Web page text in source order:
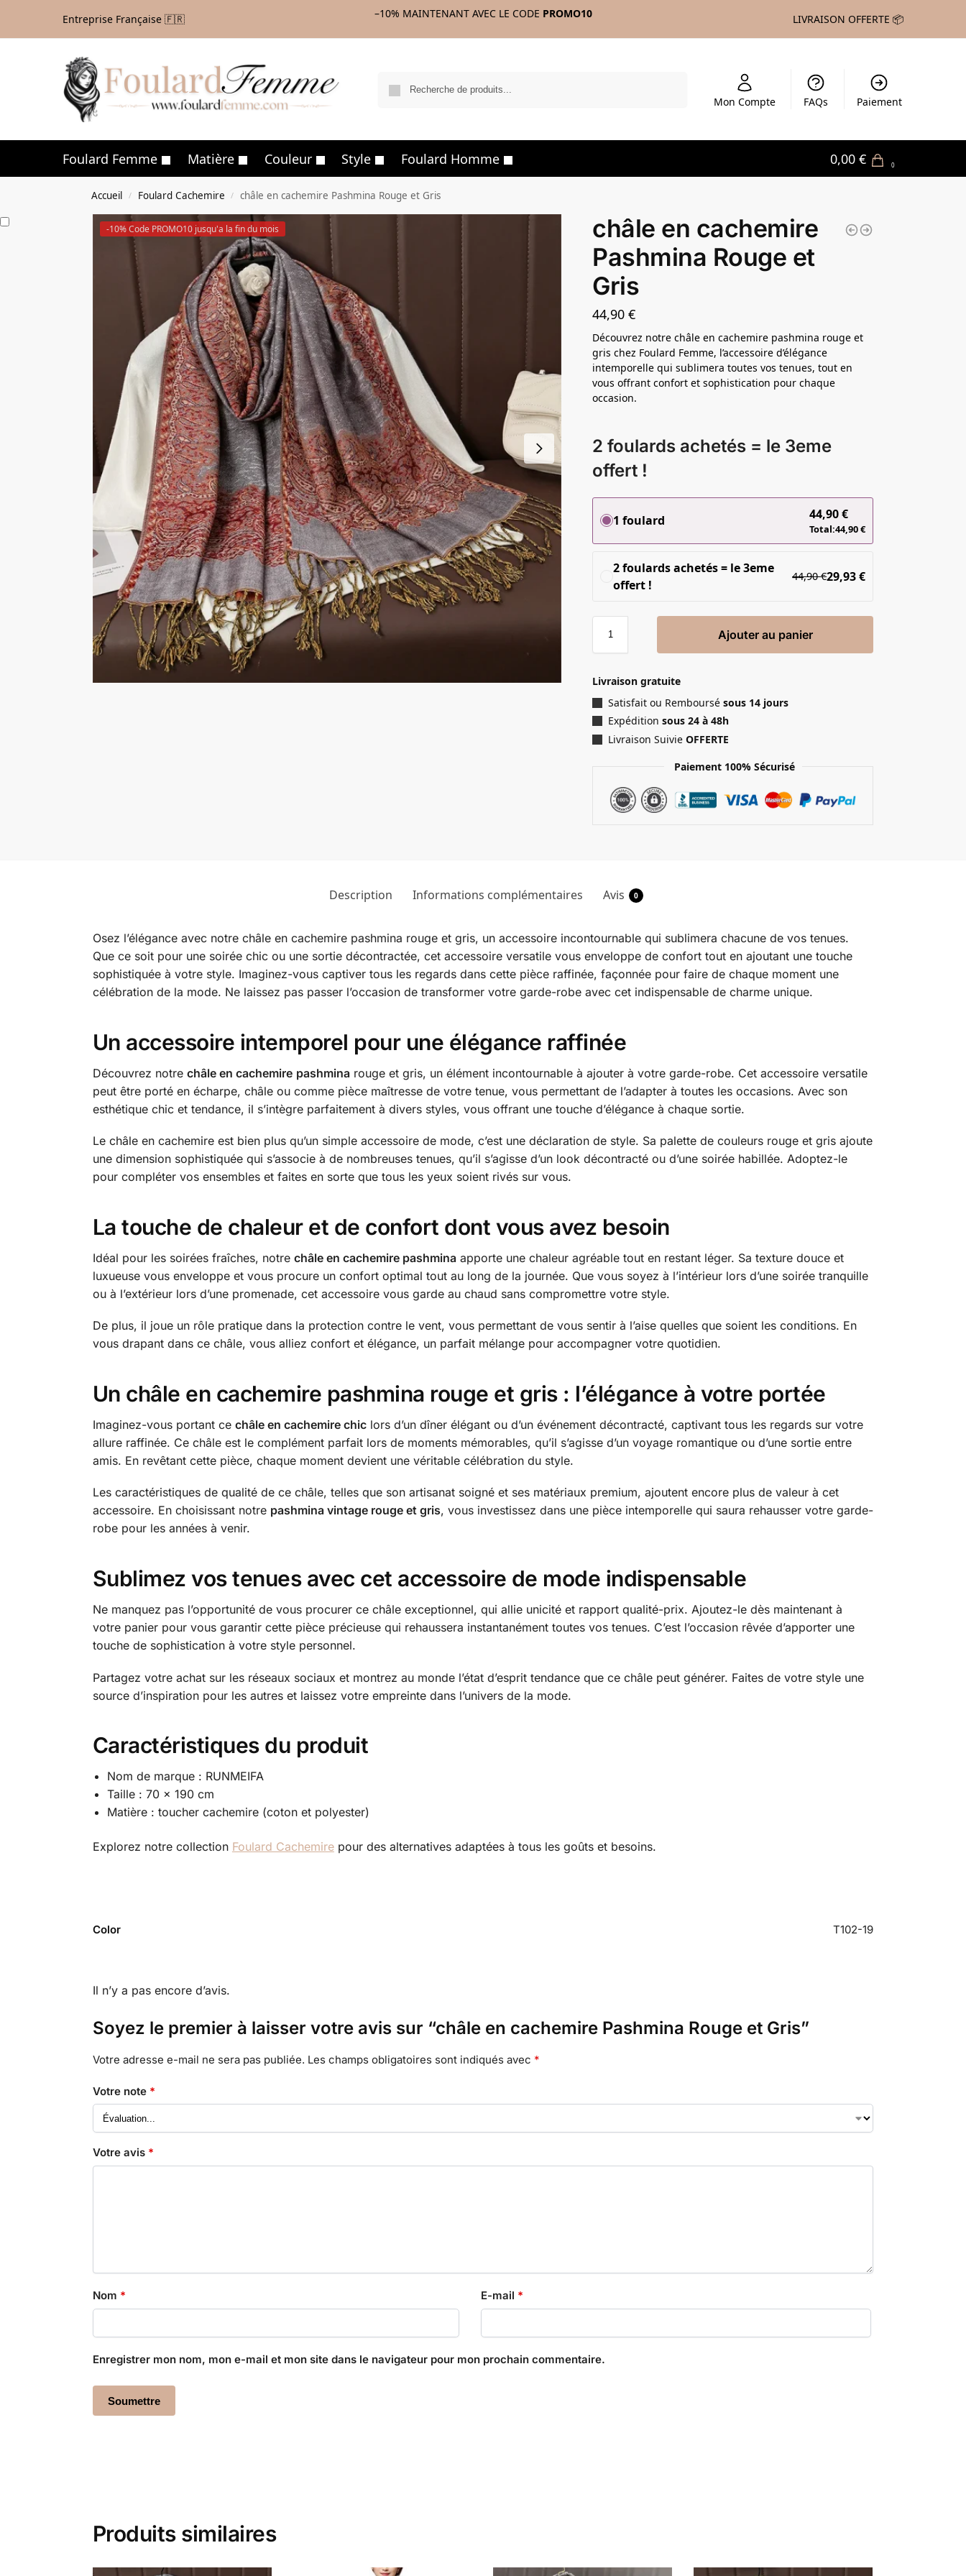
Entreprise Française 🇫🇷 –10% MAINTENANT AVEC LE CODE PROMO10 LIVRAISON OFFERTE 📦
Mon Compte FAQs Paiement
Foulard Femme Matière Couleur Style Foulard Homme 0,00 € 0
Accueil / Foulard Cachemire / châle en cachemire Pashmina Rouge et Gris
-10% Code PROMO10 jusqu'a la fin du mois
châle en cachemire
Pashmina Rouge et
Gris
44,90€
Découvrez notre châle en cachemire pashmina rouge et
gris chez Foulard Femme, l’accessoire d’élégance
intemporelle qui sublimera toutes vos tenues, tout en
vous offrant confort et sophistication pour chaque
occasion.
2 foulards achetés = le 3eme
offert !
1 foulard 44,90€
Total:44,90€
2 foulards achetés = le 3eme
offert !
44,90€29,93€
Ajouter au panier
Livraison gratuite
Satisfait ou Remboursésous 14 jours
Expédition sous 24 à 48h
Livraison SuivieOFFERTE
Paiement 100% Sécurisé
Description Informations complémentaires Avis 0
Osez l’élégance avec notre châle en cachemire pashmina rouge et gris, un accessoire incontournable qui sublimera chacune de vos tenues.
Que ce soit pour une soirée chic ou une sortie décontractée, cet accessoire versatile vous enveloppe de confort tout en ajoutant une touche
sophistiquée à votre style. Imaginez-vous captiver tous les regards dans cette pièce raffinée, façonnée pour faire de chaque moment une
célébration de la mode. Ne laissez pas passer l’occasion de transformer votre garde-robe avec cet indispensable de charme unique.
Un accessoire intemporel pour une élégance raffinée
Découvrez notre châle en cachemire pashminarouge et gris, un élément incontournable à ajouter à votre garde-robe. Cet accessoire versatile
peut être porté en écharpe, châle ou comme pièce maîtresse de votre tenue, vous permettant de l’adapter à toutes les occasions. Avec son
esthétique chic et tendance, il s’intègre parfaitement à divers styles, vous offrant une touche d’élégance à chaque sortie.
Le châle en cachemire est bien plus qu’un simple accessoire de mode, c’est une déclaration de style. Sa palette de couleurs rouge et gris ajoute
une dimension sophistiquée qui s’associe à de nombreuses tenues, qu’il s’agisse d’un look décontracté ou d’une soirée habillée. Adoptez-le
pour compléter vos ensembles et faites en sorte que tous les yeux soient rivés sur vous.
La touche de chaleur et de confort dont vous avez besoin
Idéal pour les soirées fraîches, notre châle en cachemire pashminaapporte une chaleur agréable tout en restant léger. Sa texture douce et
luxueuse vous enveloppe et vous procure un confort optimal tout au long de la journée. Que vous soyez à l’intérieur lors d’une soirée tranquille
ou à l’extérieur lors d’une promenade, cet accessoire vous garde au chaud sans compromettre votre style.
De plus, il joue un rôle pratique dans la protection contre le vent, vous permettant de vous sentir à l’aise quelles que soient les conditions. En
vous drapant dans ce châle, vous alliez confort et élégance, un parfait mélange pour accompagner votre quotidien.
Un châle en cachemire pashmina rouge et gris : l’élégance à votre portée
Imaginez-vous portant ce châle en cachemire chiclors d’un dîner élégant ou d’un événement décontracté, captivant tous les regards sur votre
allure raffinée. Ce châle est le complément parfait lors de moments mémorables, qu’il s’agisse d’un voyage romantique ou d’une sortie entre
amis. En revêtant cette pièce, chaque moment devient une véritable célébration du style.
Les caractéristiques de qualité de ce châle, telles que son artisanat soigné et ses matériaux premium, ajoutent encore plus de valeur à cet
accessoire. En choisissant notre pashmina vintage rouge et gris, vous investissez dans une pièce intemporelle qui saura rehausser votre garde-
robe pour les années à venir.
Sublimez vos tenues avec cet accessoire de mode indispensable
Ne manquez pas l’opportunité de vous procurer ce châle exceptionnel, qui allie unicité et rapport qualité-prix. Ajoutez-le dès maintenant à
votre panier pour vous garantir cette pièce précieuse qui rehaussera instantanément toutes vos tenues. C’est l’occasion rêvée d’apporter une
touche de sophistication à votre style personnel.
Partagez votre achat sur les réseaux sociaux et montrez au monde l’état d’esprit tendance que ce châle peut générer. Faites de votre style une
source d’inspiration pour les autres et laissez votre empreinte dans l’univers de la mode.
Caractéristiques du produit
Nom de marque : RUNMEIFA
Taille : 70 x 190 cm
Matière : toucher cachemire (coton et polyester)
Explorez notre collection Foulard Cachemirepour des alternatives adaptées à tous les goûts et besoins.
Color T102-19
Il n’y a pas encore d’avis.
Soyez le premier à laisser votre avis sur “châle en cachemire Pashmina Rouge et Gris”
Votre adresse e-mail ne sera pas publiée. Les champs obligatoires sont indiqués avec *
Votre note *
Votre avis *
Nom * E-mail *
Enregistrer mon nom, mon e-mail et mon site dans le navigateur pour mon prochain commentaire.
Produits similaires